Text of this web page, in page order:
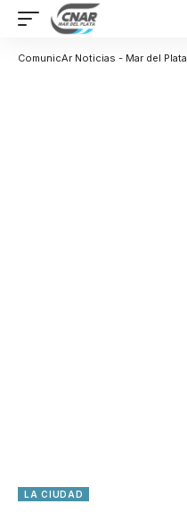
ComunicAr Noticias - Mar del Plata
LA CIUDAD